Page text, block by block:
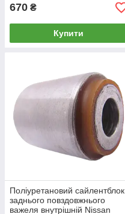
670 ₴
Купити
Поліуретановий сайлентблок
заднього повздовжнього
важеля внутрішній Nissan